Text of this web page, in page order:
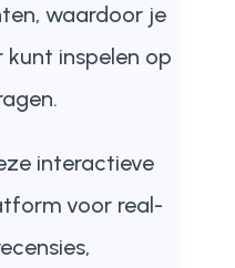
waardoor je
inspelen op
interactieve
voor real-